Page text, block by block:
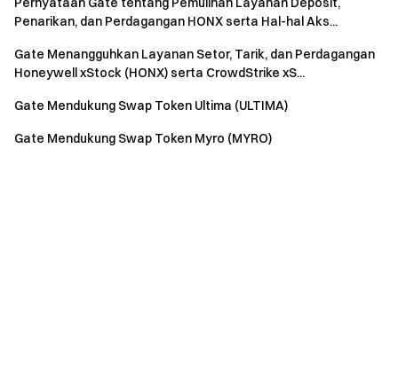
Lihat 100% Proof of Reserves kami
Penarikan, dan Perdagangan HONX serta Hal-hal Aks...
Gate Menangguhkan Layanan Setor, Tarik, dan Perdagangan
Honeywell xStock (HONX) serta CrowdStrike xS...
Gate Mendukung Swap Token Ultima (ULTIMA)
Gate Mendukung Swap Token Myro (MYRO)